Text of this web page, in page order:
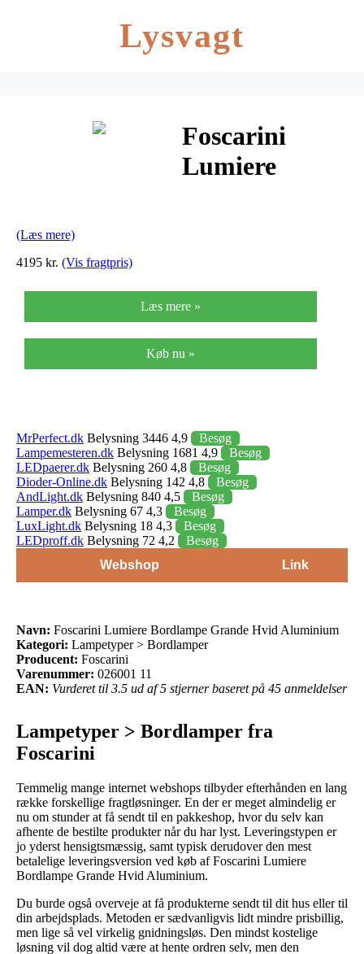
Lysvagt
Foscarini
Lumiere
(Læs mere)
4195 kr. (Vis fragtpris)
Læs mere »
Køb nu »
MrPerfect.dk Belysning 3446 4,9
Besøg
Lampemesteren.dk Belysning 1681 4,9
Besøg
LEDpaerer.dk Belysning 260 4,8
Besøg
Dioder-Online.dk Belysning 142 4,8
Besøg
AndLight.dk Belysning 840 4,5
Besøg
Lamper.dk Belysning 67 4,3
Besøg
LuxLight.dk Belysning 18 4,3
Besøg
LEDproff.dk Belysning 72 4,2
Besøg
Webshop
Link
Navn: Foscarini Lumiere Bordlampe Grande Hvid Aluminium
Kategori: Lampetyper > Bordlamper
Producent: Foscarini
Varenummer: 026001 11
EAN: Vurderet til 3.5 ud af 5 stjerner baseret på 45 anmeldelser
Lampetyper > Bordlamper fra
Foscarini
Temmelig mange internet webshops tilbyder efterhånden en lang
række forskellige fragtløsninger. En der er meget almindelig er
nu om stunder at få sendt til en pakkeshop, hvor du selv kan
afhente de bestilte produkter når du har lyst. Leveringstypen er
jo yderst hensigtsmæssig, samt typisk derudover den mest
betalelige leveringsversion ved køb af Foscarini Lumiere
Bordlampe Grande Hvid Aluminium.
Du burde også overveje at få produkterne sendt til dit hus eller til
din arbejdsplads. Metoden er sædvanligvis lidt mindre prisbillig,
men lige så vel virkelig gnidningsløs. Den mindst kostelige
løsning vil dog altid være at hente ordren selv, men den